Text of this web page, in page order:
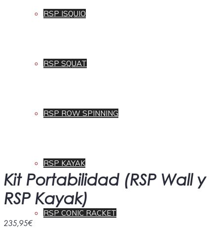
RSP ISQUIO
RSP SQUAT
RSP ROW SPINNING
RSP KAYAK
RSP CONIC RACKET
Kit Portabilidad (RSP Wall y
RSP Kayak)
235,95€